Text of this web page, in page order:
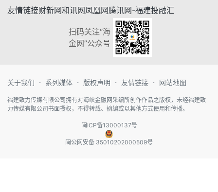
友情链接财新网和讯网凤凰网腾讯网-福建投融汇
扫码关注“海
金网”公众号
关于我们 · 系列媒体 · 版权声明 · 友情链接 · 网站地图
福建致力传媒有限公司拥有对海峡金融网采编所创作作品之版权，未经福建致
力传媒有限公司书面授权，不得转载、摘编或以其他方式使用和传播。
闽ICP备13000137号
闽公网安备 35010202000509号